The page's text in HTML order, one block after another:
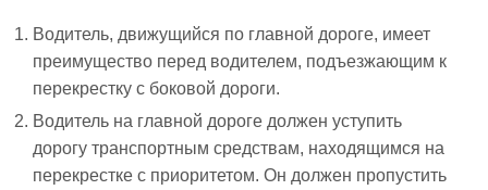
Водитель, движущийся по главной дороге, имеет
преимущество перед водителем, подъезжающим к
перекрестку с боковой дороги.
Водитель на главной дороге должен уступить
дорогу транспортным средствам, находящимся на
перекрестке с приоритетом. Он должен пропустить